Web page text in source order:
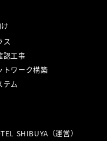
ス
認工事
トワーク構築
テム
SHIBUYA（運営）